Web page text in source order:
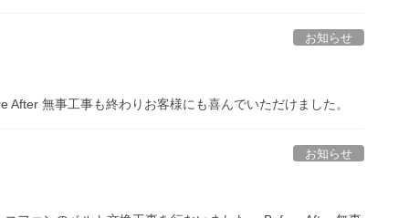
お知らせ
無事工事も終わりお客様にも喜んでいただけました。
お知らせ